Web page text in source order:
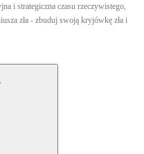
i strategiczna czasu rzeczywistego,
zła - zbuduj swoją kryjówkę zła i